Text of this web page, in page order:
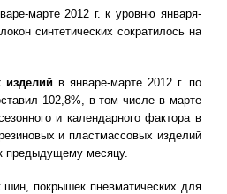
марте 2012 г. к уровню января-
синтетических сократилось на
изделий в январе-марте 2012 г. по
102,8%, в том числе в марте
и календарного фактора в
и пластмассовых изделий
предыдущему месяцу.
шин, покрышек пневматических для